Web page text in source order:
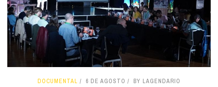
DOCUMENTAL 6 DE AGOSTO BY LAGENDARIO